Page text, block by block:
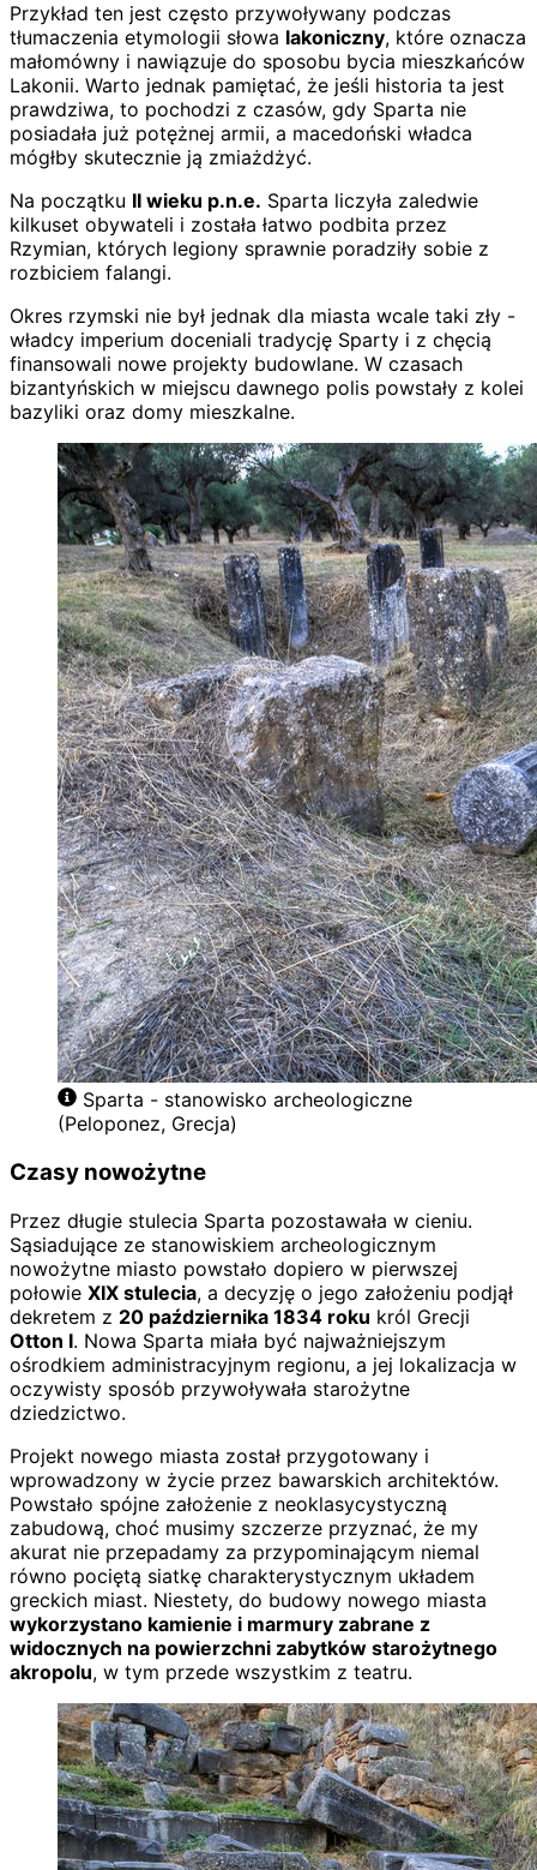
Przykład ten jest często przywoływany podczas
tłumaczenia etymologii słowa lakoniczny, które oznacza
małomówny i nawiązuje do sposobu bycia mieszkańców
Lakonii. Warto jednak pamiętać, że jeśli historia ta jest
prawdziwa, to pochodzi z czasów, gdy Sparta nie
posiadała już potężnej armii, a macedoński władca
mógłby skutecznie ją zmiażdżyć.
Na początku II wieku p.n.e. Sparta liczyła zaledwie
kilkuset obywateli i została łatwo podbita przez
Rzymian, których legiony sprawnie poradziły sobie z
rozbiciem falangi.
Okres rzymski nie był jednak dla miasta wcale taki zły -
władcy imperium doceniali tradycję Sparty i z chęcią
finansowali nowe projekty budowlane. W czasach
bizantyńskich w miejscu dawnego polis powstały z kolei
bazyliki oraz domy mieszkalne.
Sparta - stanowisko archeologiczne
(Peloponez, Grecja)
Czasy nowożytne
Przez długie stulecia Sparta pozostawała w cieniu.
Sąsiadujące ze stanowiskiem archeologicznym
nowożytne miasto powstało dopiero w pierwszej
połowie XIX stulecia, a decyzję o jego założeniu podjął
dekretem z 20 października 1834 roku król Grecji
Otton I. Nowa Sparta miała być najważniejszym
ośrodkiem administracyjnym regionu, a jej lokalizacja w
oczywisty sposób przywoływała starożytne
dziedzictwo.
Projekt nowego miasta został przygotowany i
wprowadzony w życie przez bawarskich architektów.
Powstało spójne założenie z neoklasycystyczną
zabudową, choć musimy szczerze przyznać, że my
akurat nie przepadamy za przypominającym niemal
równo pociętą siatkę charakterystycznym układem
greckich miast. Niestety, do budowy nowego miasta
wykorzystano kamienie i marmury zabrane z
widocznych na powierzchni zabytków starożytnego
akropolu, w tym przede wszystkim z teatru.